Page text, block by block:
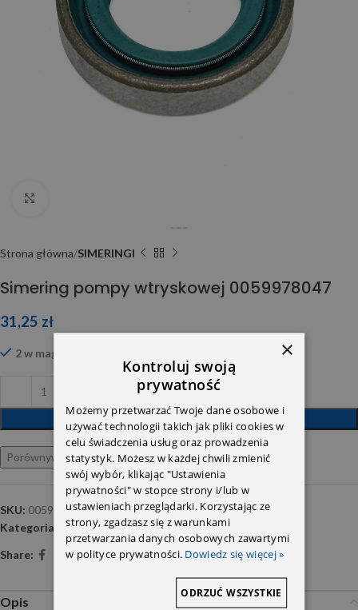
Strona główna SIMERINGI
Simering pompy wtryskowej 0059978047
31,25 zł
2 w magazynie
DODAJ DO KOSZYKA
Porównywarka Ulubione
SKU: 0059978047
Kategoria:
SIMERINGI
Share:
Opis
×
Kontroluj swoją
prywatność
Możemy przetwarzać Twoje dane osobowe i
używać technologii takich jak pliki cookies w
celu świadczenia usług oraz prowadzenia
statystyk. Możesz w każdej chwili zmienić
swój wybór, klikając "Ustawienia
prywatności" w stopce strony i/lub w
ustawieniach przeglądarki. Korzystając ze
strony, zgadzasz się z warunkami
przetwarzania danych osobowych zawartymi
w polityce prywatności. Dowiedz się więcej »
ODRZUĆ WSZYSTKIE